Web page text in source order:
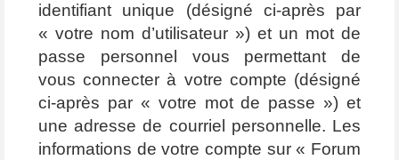
identifiant unique (désigné ci-après par
« votre nom d’utilisateur ») et un mot de
passe personnel vous permettant de
vous connecter à votre compte (désigné
ci-après par « votre mot de passe ») et
une adresse de courriel personnelle. Les
informations de votre compte sur « Forum